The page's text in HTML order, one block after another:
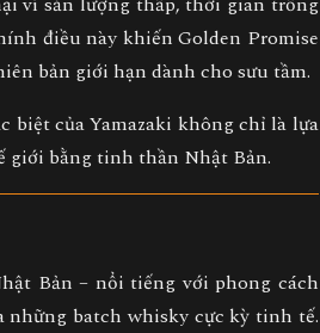
điều này khiến Golden Promise
bản giới hạn dành cho sưu tầm.
biệt của Yamazaki không chỉ là lựa
giới bằng tinh thần Nhật Bản.
Bản – nổi tiếng với phong cách
batch whisky cực kỳ tinh tế.